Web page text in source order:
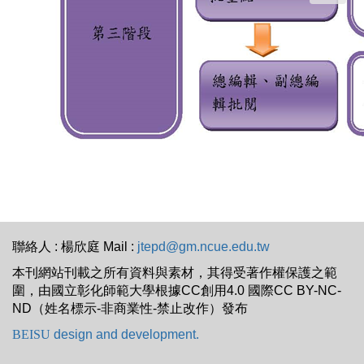
聯絡人 : 楊欣庭 Mail : jtepd@gm.ncue.edu.tw
本刊網站刊載之所有資料與素材，其得受著作權保護之範
圍，由國立彰化師範大學根據CC創用4.0 國際CC BY-NC-
ND（姓名標示-非商業性-禁止改作）發布
BEISU design and development.